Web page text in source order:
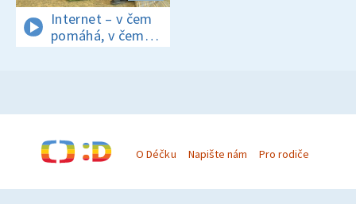
Internet – v čem
pomáhá, v čem
ubližuje?
O Déčku Napište nám Pro rodiče